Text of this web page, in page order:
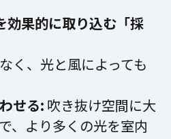
効果的に取り込む「採
く、光と風によっても
せる: 吹き抜け空間に大
、より多くの光を室内